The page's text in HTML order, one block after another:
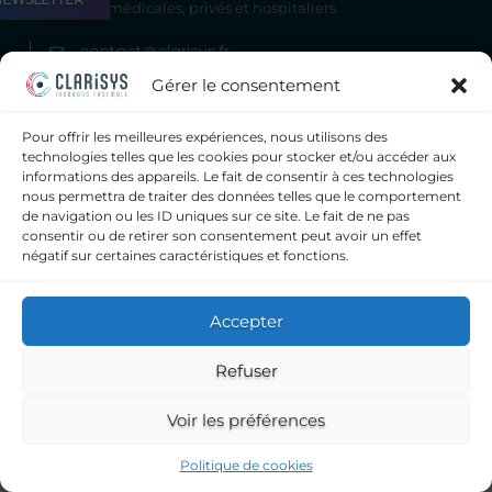
Gérer le consentement
Pour offrir les meilleures expériences, nous utilisons des
technologies telles que les cookies pour stocker et/ou accéder aux
informations des appareils. Le fait de consentir à ces technologies
nous permettra de traiter des données telles que le comportement
de navigation ou les ID uniques sur ce site. Le fait de ne pas
consentir ou de retirer son consentement peut avoir un effet
négatif sur certaines caractéristiques et fonctions.
Accepter
Refuser
Voir les préférences
Politique de cookies
d’analyses médicales, privés et hospitaliers.
contact@clarisys.fr
09 72 11 43 60
6, impasse Léonce Couture
31200 TOULOUSE
|MENTIONS LÉGALES | COPYRIGHT ©2026
CLARISYS |CONDITIONS GÉNÉRALES